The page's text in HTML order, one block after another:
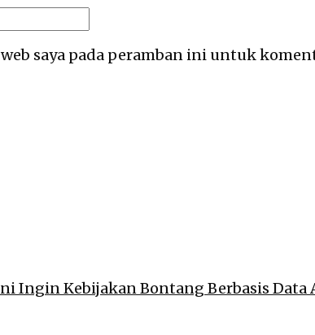
saya pada peramban ini untuk
Ingin Kebijakan Bontang Berbasis Data